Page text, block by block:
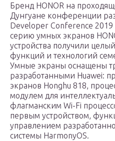
Бренд HONOR на
Дунгуане конференции
Developer Conference
серию умных экранов
устройства получили
функций и технологий
Умные экраны оснащены
разработанными Huawei:
экранов Honghu 818,
модулем для
флагманским Wi-Fi
первым устройством,
управлением
системы HarmonyOS.